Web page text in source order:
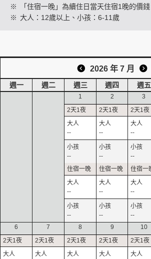
※
「住宿一晚」為續住日當天住宿1晚的價錢
※ 大人：12歲以上、小孩：6-11歲
2026 年 7 月
週一 週二 週三 週四 週五
1
--
--
--
--
2
--
--
--
--
3
--
--
--
--
6
7 8 9 10